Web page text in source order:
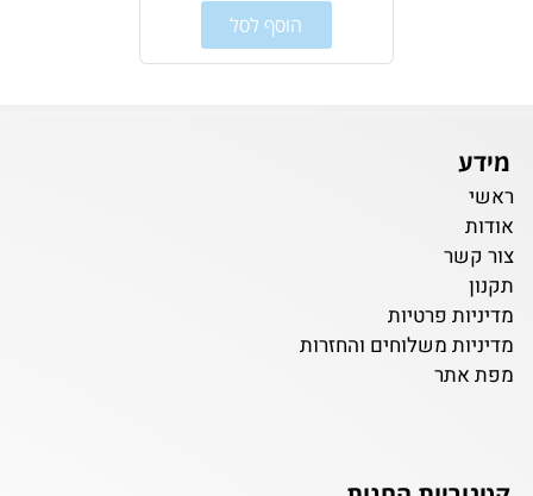
הוסף לסל
מידע
ראשי
אודות
צור קשר
תקנון
מדיניות פרטיות
מדיניות משלוחים והחזרות
מפת אתר